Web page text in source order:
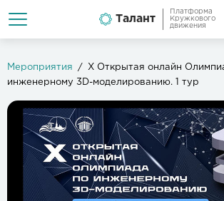
Талант
Платформа
Кружкового
движения
Мероприятия
X Открытая онлайн
инженерному 3D-моделированию. 1 тур